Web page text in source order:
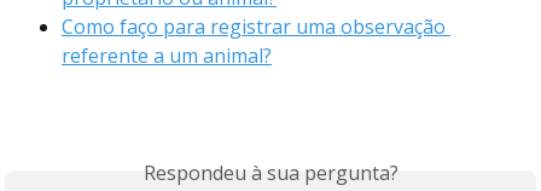
Como faço para registrar uma observação
referente a um animal?
Respondeu à sua pergunta?